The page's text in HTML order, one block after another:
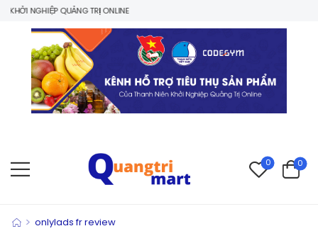
NGHIỆP QUẢNG TRỊ ONLINE
0 0
> onlylads fr review